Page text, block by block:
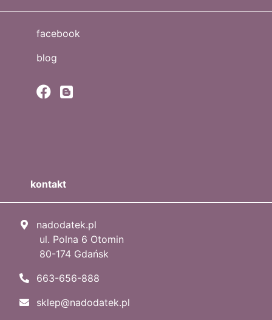
facebook
blog
kontakt
nadodatek.pl
ul. Polna 6 Otomin
80-174 Gdańsk
663-656-888
sklep@nadodatek.pl